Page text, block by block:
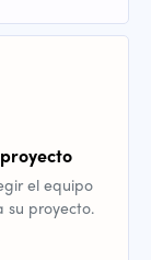
el equipo
proyecto.